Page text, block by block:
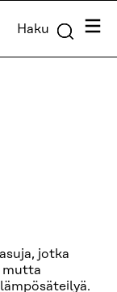
Haku
jotka
mutta